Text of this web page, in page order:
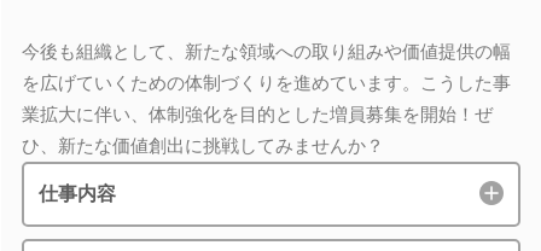
今後も組織として、新たな領域への取り組みや価値提供の幅
を広げていくための体制づくりを進めています。こうした事
業拡大に伴い、体制強化を目的とした増員募集を開始！ぜ
ひ、新たな価値創出に挑戦してみませんか？
仕事内容